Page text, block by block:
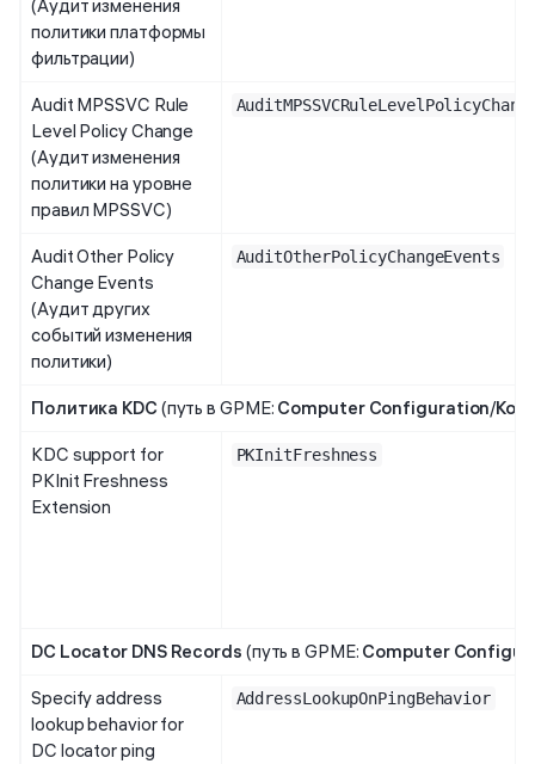
(Аудит изменения
политики платформы
фильтрации)
Audit MPSSVC Rule
Level Policy Change
(Аудит изменения
политики на уровне
правил MPSSVC)
Audit Other Policy
Change Events
(Аудит других
событий изменения
политики)
AuditOtherPolicyChangeEvents
Политика KDC (путь в GPME: Computer Configuration/
KDC support for
PKInit Freshness
Extension
PKInitFreshness
DC Locator DNS Records (путь в GPME: Computer
Specify address
lookup behavior for
DC locator ping
AddressLookupOnPingBehavior